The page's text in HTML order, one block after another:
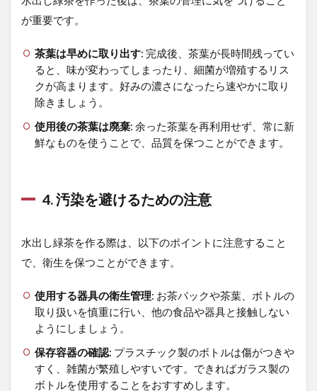
は何
です
7.4
水出
し緑
茶を
失敗
しな
めの
です
が重要です。
茶葉は早めに取り出す: 完成後、茶葉が長時間残ってい
ると、味が変わってしまったり、細菌が増殖するリス
クが高まります。好みの濃さになったら速やかに取り
除きましょう。
使用後の茶葉は廃棄: 余った茶葉を再利用せず、常に新
鮮なものを使うことで、品質を保つことができます。
4. 汚染を避けるための注意
水出し緑茶を作る際は、以下のポイントに注意すること
で、衛生を保つことができます。
使用する器具の衛生管理: お茶パックや茶葉、ボトルの
取り扱いを慎重に行い、他の食品や器具と接触しない
ようにしましょう。
保存容器の確認: プラスチック製のボトルは傷がつきや
すく、雑菌が繁殖しやすいです。できればガラス製の
ボトルを使用することをおすすめします。